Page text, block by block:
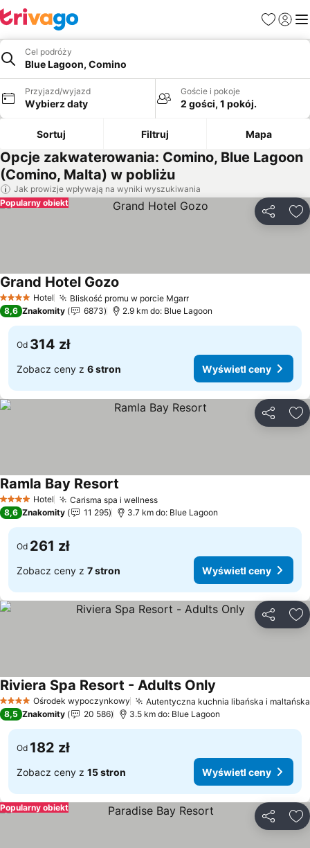
Ulubione
Cel podróży
Blue Lagoon, Comino
Przyjazd/wyjazd
Wybierz daty
Goście i pokoje
2 gości, 1 pokój.
Sortuj Filtruj Mapa
Opcje zakwaterowania: Comino, Blue Lagoon
(Comino, Malta) w pobliżu
Jak prowizje wpływają na wyniki wyszukiwania
Popularny obiekt
4 KategoriaHotel Bliskość promu w porcie Mgarr
Grand Hotel Gozo
8,6 Znakomity 6873 2.9 km do: Blue Lagoon
Od 314 zł
Zobacz ceny z 6 stron Wyświetl ceny
4 KategoriaHotel Carisma spa i wellness
Ramla Bay Resort
8,6 Znakomity 11 295 3.7 km do: Blue Lagoon
Od 261 zł
Zobacz ceny z 7 stron Wyświetl ceny
4 KategoriaOśrodek wypoczynkowy Autentyczna kuchnia libańska i maltańska
Riviera Spa Resort - Adults Only
8,5 Znakomity 20 586 3.5 km do: Blue Lagoon
Od 182 zł
Zobacz ceny z 15 stron Wyświetl ceny
Popularny obiekt